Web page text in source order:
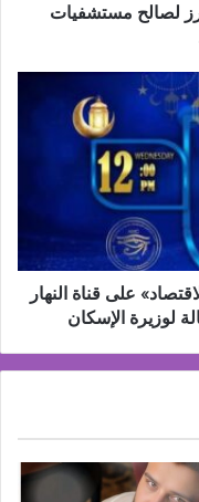
لصالح مستشفيات
على قناة النهار
لوزيرة الإسكان